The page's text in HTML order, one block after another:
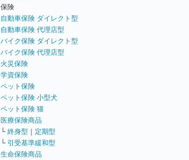
保険
自動車保険 ダイレクト型
自動車保険 代理店型
バイク保険 ダイレクト型
バイク保険 代理店型
火災保険
学資保険
ペット保険
ペット保険 小型犬
ペット保険 猫
医療保険商品
└ 終身型 ｜ 定期型
└ 引受基準緩和型
生命保険商品